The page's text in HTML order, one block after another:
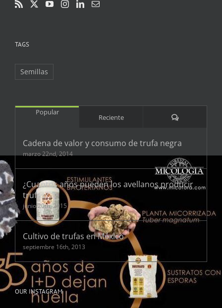
TAGS
Semillas
Popular
Reciente Comentarios
Cadena de valor y consumo de trufa negra
marzo 22nd, 2014
¿Cuantos años pueden los avellanos producir
trufas?
junio 20th, 2015
Cultivo de trufas en México
septiembre 16th, 2013
OUR INSTAGRAM